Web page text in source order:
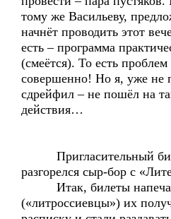
тому же Васильеву,
начнёт проводить этот
есть – программа
(смеётся). То есть
совершенно! Но я, уже не
сдрейфил – не пошёл на
действия…
Пригласительный
разгорелся сыр-бор с
Итак, билеты
(«литроссиевцы») их